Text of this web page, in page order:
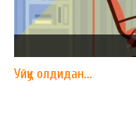
Уйқу олдидан...